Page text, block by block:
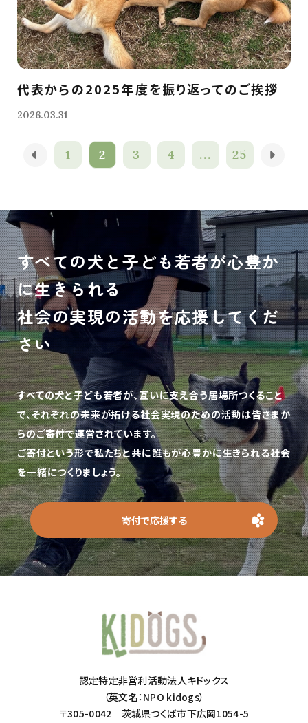
代表からの2025年度を振り返ってのご挨拶
2026.03.31
1 2 3 4 ... 25
すべての犬と子ども若者が心豊か
に生きられる
社会の実現の活動を応援してくだ
さい
すべての犬と子ども若者が、互いに支え合う居場所つくること
で、それぞれの未来が拓ける社会実現のための活動は皆さまか
らのご寄付で運営されています。
ご寄付という形で私たちと共に誰もが心豊かに生きられる社会
を一緒につくりましょう。
寄付で応援する
認定特定非営利活動法人キドックス
（英文名：NPO kidogs）
〒305-0042 茨城県つくば市下広岡1054-5